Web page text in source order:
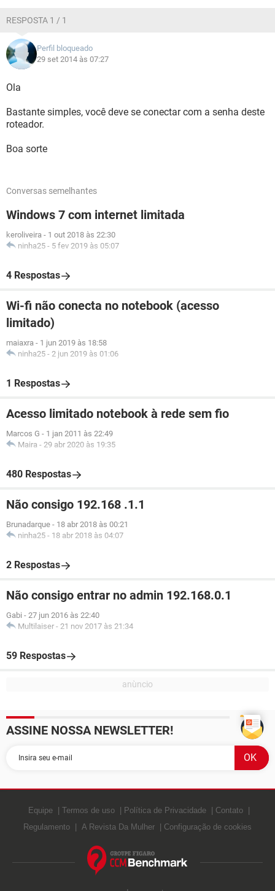
RESPOSTA 1 / 1
Perfil bloqueado
29 set 2014 às 07:27
Ola
Bastante simples, você deve se conectar com a senha deste
roteador.
Boa sorte
Conversas semelhantes
Windows 7 com internet limitada
keroliveira - 1 out 2018 às 22:30
ninha25 - 5 fev 2019 às 05:07
4 Respostas
Wi-fi não conecta no notebook (acesso
limitado)
maiaxra - 1 jun 2019 às 18:58
ninha25 - 2 jun 2019 às 01:06
1 Respostas
Acesso limitado notebook à rede sem fio
Marcos G - 1 jan 2011 às 22:49
Maira - 29 abr 2020 às 19:35
480 Respostas
Não consigo 192.168 .1.1
Brunadarque - 18 abr 2018 às 00:21
ninha25 - 18 abr 2018 às 04:07
2 Respostas
Não consigo entrar no admin 192.168.0.1
Gabi - 27 jun 2016 às 22:40
Multilaiser - 21 nov 2017 às 21:34
59 Respostas
ASSINE NOSSA NEWSLETTER!
Equipe Termos de uso Política de Privacidade
Contato
Regulamento
A Revista Da Mulher Configuração de cookies